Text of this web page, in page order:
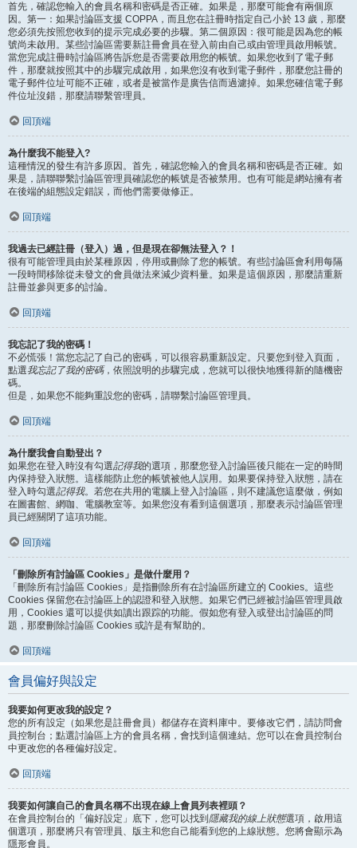
首先，確認您輸入的會員名稱和密碼是否正確。如果是，那麼可能會有兩個原
因。第一：如果討論區支援 COPPA，而且您在註冊時指定自己小於 13 歲，那麼
您必須先按照您收到的提示完成必要的步驟。第二個原因：很可能是因為您的帳
號尚未啟用。某些討論區需要新註冊會員在登入前由自己或由管理員啟用帳號。
當您完成註冊時討論區將告訴您是否需要啟用您的帳號。如果您收到了電子郵
件，那麼就按照其中的步驟完成啟用，如果您沒有收到電子郵件，那麼您註冊的
電子郵件位址可能不正確，或者是被當作是廣告信而過濾掉。如果您確信電子郵
件位址沒錯，那麼請聯繫管理員。
回頂端
為什麼我不能登入?
這種情況的發生有許多原因。首先，確認您輸入的會員名稱和密碼是否正確。如
果是，請聯聯繫討論區管理員確認您的帳號是否被禁用。也有可能是網站擁有者
在後端的組態設定錯誤，而他們需要做修正。
回頂端
我過去已經註冊（登入）過，但是現在卻無法登入？！
很有可能管理員由於某種原因，停用或刪除了您的帳號。有些討論區會利用每隔
一段時間移除從未發文的會員做法來減少資料量。如果是這個原因，那麼請重新
註冊並參與更多的討論。
回頂端
我忘記了我的密碼！
不必慌張！當您忘記了自己的密碼，可以很容易重新設定。只要您到登入頁面，
點選我忘記了我的密碼，依照說明的步驟完成，您就可以很快地獲得新的隨機密
碼。
但是，如果您不能夠重設您的密碼，請聯繫討論區管理員。
回頂端
為什麼我會自動登出？
如果您在登入時沒有勾選記得我的選項，那麼您登入討論區後只能在一定的時間
內保持登入狀態。這樣能防止您的帳號被他人誤用。如果要保持登入狀態，請在
登入時勾選記得我。若您在共用的電腦上登入討論區，則不建議您這麼做，例如
在圖書館、網咖、電腦教室等。如果您沒有看到這個選項，那麼表示討論區管理
員已經關閉了這項功能。
回頂端
「刪除所有討論區 Cookies」是做什麼用？
「刪除所有討論區 Cookies」是指刪除所有在討論區所建立的 Cookies。這些
Cookies 保留您在討論區上的認證和登入狀態。如果它們已經被討論區管理員啟
用，Cookies 還可以提供如讀出跟踪的功能。假如您有登入或登出討論區的問
題，那麼刪除討論區 Cookies 或許是有幫助的。
回頂端
會員偏好與設定
我要如何更改我的設定？
您的所有設定（如果您是註冊會員）都儲存在資料庫中。要修改它們，請訪問會
員控制台；點選討論區上方的會員名稱，會找到這個連結。您可以在會員控制台
中更改您的各種偏好設定。
回頂端
我要如何讓自己的會員名稱不出現在線上會員列表裡頭？
在會員控制台的「偏好設定」底下，您可以找到 隱藏我的線上狀態選項，啟用這
個選項，那麼將只有管理員、版主和您自己能看到您的上線狀態。您將會顯示為
隱形會員。